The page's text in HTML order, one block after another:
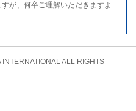
が、何卒ご理解いただきますよ